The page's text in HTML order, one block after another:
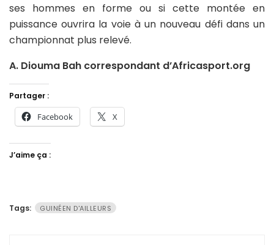
ses hommes en forme ou si cette montée en
puissance ouvrira la voie à un nouveau défi dans un
championnat plus relevé.
A. Diouma Bah correspondant d’Africasport.org
Partager :
Facebook X
J’aime ça :
Tags: GUINÉEN D'AILLEURS